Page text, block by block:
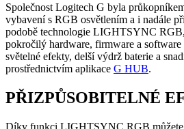
Společnost Logitech G byla
vybavení s RGB osvětlením a i nadále
podobě technologie LIGHTSYNC
pokročilý hardware, firmware a software
světelné efekty, delší výdrž baterie a
prostřednictvím aplikace G HUB.
PŘIZPŮSOBITELNÉ
Díky funkci LIGHTSYNC RGB můžete